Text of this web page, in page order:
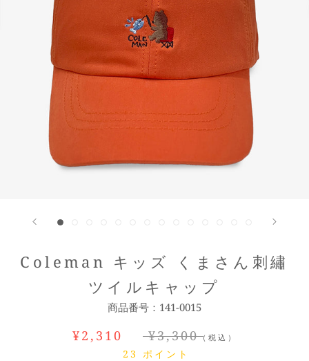
Coleman キッズ くまさん刺繡
ツイルキャップ
商品番号： 141-0015
¥2,310 ¥3,300（税込）
23 ポイント